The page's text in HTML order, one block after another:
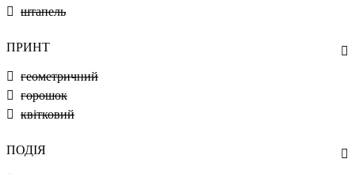
штапель
ПРИНТ
геометричний
горошок
квітковий
ПОДІЯ